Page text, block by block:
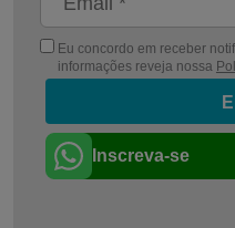
Eu concordo em receber
informações reveja nossa
Inscreva-se